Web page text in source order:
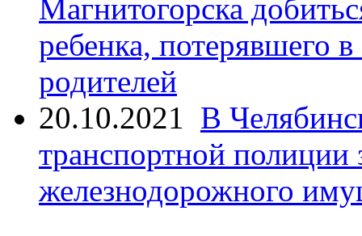
Магнитогорска
ребенка, потерявшего
родителей
20.10.2021 В
транспортной
железнодорожного